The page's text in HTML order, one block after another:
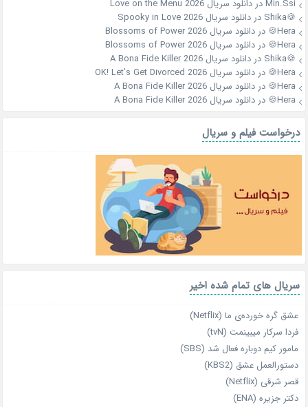
Min.Ssiدردانلود سریال Love on the Menu 2026
🍪Shika
دردانلود سریال Spooky in Love 2026
Hera🍪
دردانلود سریال Blossoms of Power 2026
Hera🍪
دردانلود سریال Blossoms of Power 2026
🍪Shika
دردانلود سریال A Bona Fide Killer 2026
Hera🍪
دردانلود سریال OK! Let’s Get Divorced 2026
Hera🍪
دردانلود سریال A Bona Fide Killer 2026
Hera🍪
دردانلود سریال A Bona Fide Killer 2026
درخواست فیلم و سریال
سریال های تمام شده اخیر
عشق گره خورده‌ی ما (Netflix)
فردا سرکار میبینمت (tvN)
مامور کیم دوباره فعال شد (SBS)
دستورالعمل عشق (KBS2)
قصر شرقی (Netflix)
دکتر جزیره (ENA)